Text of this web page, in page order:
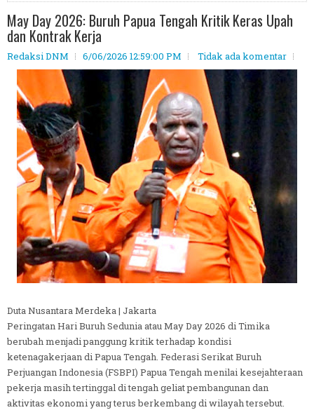
May Day 2026: Buruh Papua Tengah Kritik Keras Upah
dan Kontrak Kerja
Redaksi DNM 6/06/2026 12:59:00 PM Tidak ada komentar
Duta Nusantara Merdeka | Jakarta
Peringatan Hari Buruh Sedunia atau May Day 2026 di Timika
berubah menjadi panggung kritik terhadap kondisi
ketenagakerjaan di Papua Tengah. Federasi Serikat Buruh
Perjuangan Indonesia (FSBPI) Papua Tengah menilai kesejahteraan
pekerja masih tertinggal di tengah geliat pembangunan dan
aktivitas ekonomi yang terus berkembang di wilayah tersebut.